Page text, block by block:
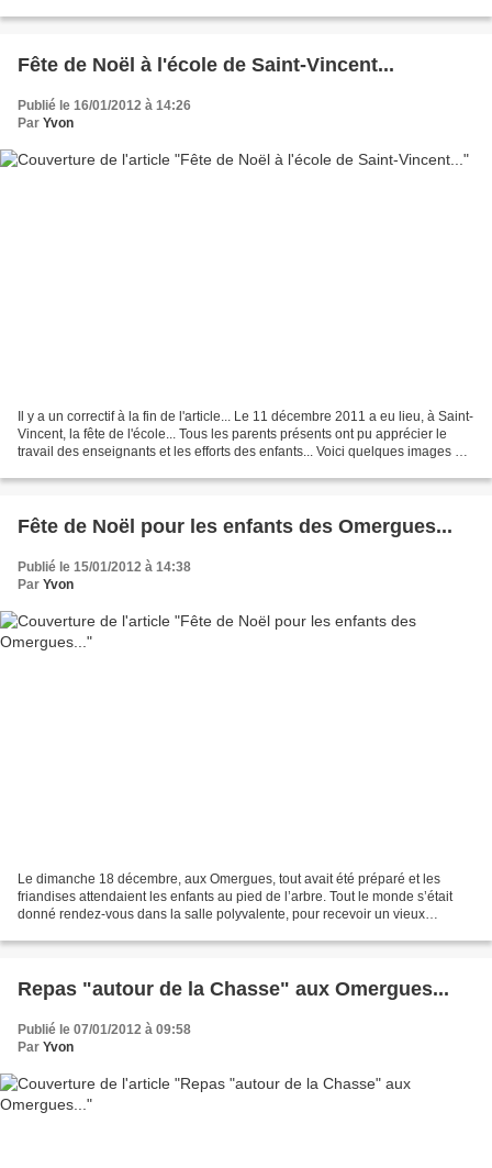
Fête de Noël à l'école de Saint-Vincent...
Publié le 16/01/2012 à 14:26
Par Yvon
Il y a un correctif à la fin de l'article... Le 11 décembre 2011 a eu lieu, à Saint-
Vincent, la fête de l'école... Tous les parents présents ont pu apprécier le
travail des enseignants et les efforts des enfants... Voici quelques images de
Fête de Noël pour les enfants des Omergues...
Publié le 15/01/2012 à 14:38
Par Yvon
Le dimanche 18 décembre, aux Omergues, tout avait été préparé et les
friandises attendaient les enfants au pied de l’arbre. Tout le monde s’était
donné rendez-vous dans la salle polyvalente, pour recevoir un vieux
Repas "autour de la Chasse" aux Omergues...
Publié le 07/01/2012 à 09:58
Par Yvon